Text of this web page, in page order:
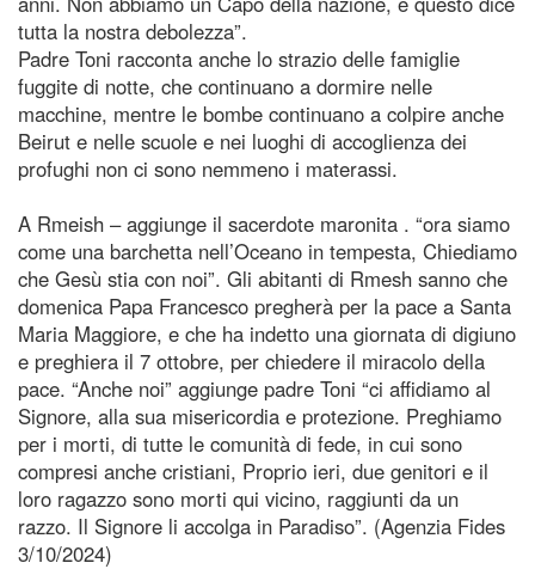
tutta la nostra debolezza”.
Padre Toni racconta anche lo strazio delle famiglie
fuggite di notte, che continuano a dormire nelle
macchine, mentre le bombe continuano a colpire anche
Beirut e nelle scuole e nei luoghi di accoglienza dei
profughi non ci sono nemmeno i materassi.
A Rmeish – aggiunge il sacerdote maronita . “ora siamo
come una barchetta nell’Oceano in tempesta, Chiediamo
che Gesù stia con noi”. Gli abitanti di Rmesh sanno che
domenica Papa Francesco pregherà per la pace a Santa
Maria Maggiore, e che ha indetto una giornata di digiuno
e preghiera il 7 ottobre, per chiedere il miracolo della
pace. “Anche noi” aggiunge padre Toni “ci affidiamo al
Signore, alla sua misericordia e protezione. Preghiamo
per i morti, di tutte le comunità di fede, in cui sono
compresi anche cristiani, Proprio ieri, due genitori e il
loro ragazzo sono morti qui vicino, raggiunti da un
razzo. Il Signore li accolga in Paradiso”. (Agenzia Fides
3/10/2024)